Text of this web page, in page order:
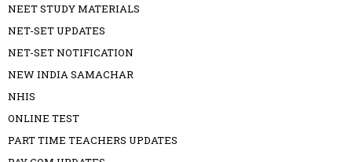
NEET STUDY MATERIALS
NET-SET UPDATES
NET-SET NOTIFICATION
NEW INDIA SAMACHAR
NHIS
ONLINE TEST
PART TIME TEACHERS UPDATES